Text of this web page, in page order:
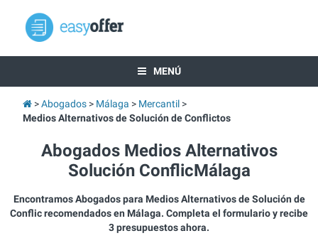
MENÚ
Abogados Málaga
Mercantil
Medios Alternativos de Solución de Conflictos
Abogados Medios Alternativos
Solución ConflicMálaga
Encontramos Abogados para Medios Alternativos de Solución de
Conflic recomendados en Málaga. Completa el formulario y recibe
3 presupuestos ahora.